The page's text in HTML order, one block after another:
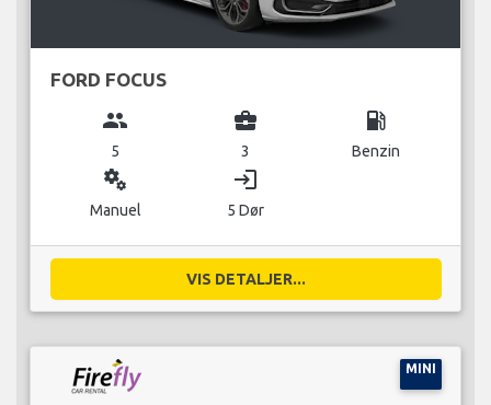
FORD FOCUS
group
5
business_center
3
local_gas_station
Benzin
miscellaneous_services
Manuel
login
5 Dør
VIS DETALJER...
MINI